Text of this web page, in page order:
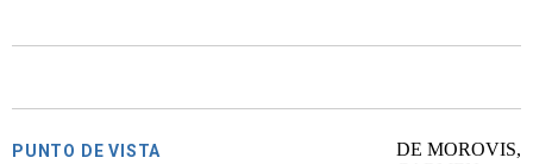
PUNTO DE VISTA